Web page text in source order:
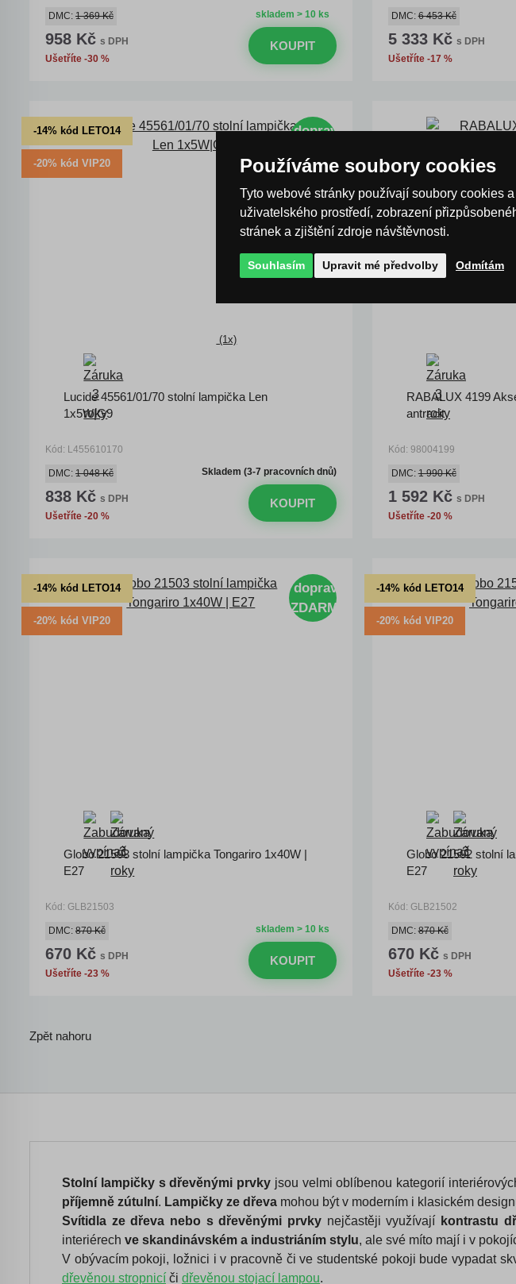
skladem > 10 ks
DMC: 1 369 Kč
958 Kč s DPH
Ušetříte -30 %
KOUPIT
DMC:6 453 Kč
5 333 Kč s DPH
Ušetříte -17 %
-14% kód LETO14
-20% kód VIP20
doprava
(1x)
Lucide 45561/01/70 stolní lampička Len
1x5W|G9
Kód: L455610170
Skladem (3-7 pracovních dnů)
DMC: 1 048 Kč
838 Kč s DPH
Ušetříte -20 %
KOUPIT
RABALUX 4199
antracit
Kód: 98004199
DMC:1 990 Kč
1 592 Kč s DPH
Ušetříte -20 %
-14% kód LETO14
-20% kód VIP20
doprava
ZDARMA
Globo 21503 stolní lampička Tongariro 1x40W |
E27
Kód: GLB21503
skladem > 10 ks
DMC: 870 Kč
670 Kč s DPH
Ušetříte -23 %
KOUPIT
-14% kód LETO14
-20% kód VIP20
Globo 21502 stolní
E27
Kód: GLB21502
DMC:870 Kč
670 Kč s DPH
Ušetříte -23 %
Zpět nahoru
Stolní lampičky s dřevěnými prvky jsou velmi oblíbenou kategorií
příjemně zútulní. Lampičky ze dřeva mohou být v moderním i klasickém
Svítidla ze dřeva nebo s dřevěnými prvkynejčastěji využívají kontrastu
interiérech ve skandinávském a industriáním stylu, ale své míto mají i v
V obývacím pokoji, ložnici i v pracovně či ve studentské pokoji bude vypadat
dřevěnou stropnicí či dřevěnou stojací lampou.
Používáme soubory cookies
Tyto webové stránky používají soubory cookies
uživatelského prostředí, zobrazení
stránek a zjištění zdroje návštěvnosti.
Souhlasím Upravit mé předvolby Odmítám